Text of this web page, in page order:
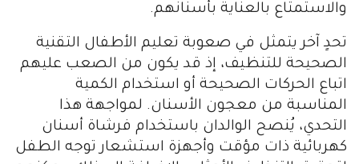
والاستمتاع بالعناية بأسنانهم.
تحدٍ آخر يتمثل في صعوبة تعليم الأطفال التقنية
الصحيحة للتنظيف، إذ قد يكون من الصعب عليهم
اتباع الحركات الصحيحة أو استخدام الكمية
المناسبة من معجون الأسنان. لمواجهة هذا
التحدي، يُنصح الوالدان باستخدام فرشاة أسنان
كهربائية ذات مؤقت وأجهزة استشعار توجه الطفل